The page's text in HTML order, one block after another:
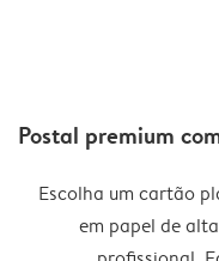
Postal premium
Escolha um cartão
em papel de